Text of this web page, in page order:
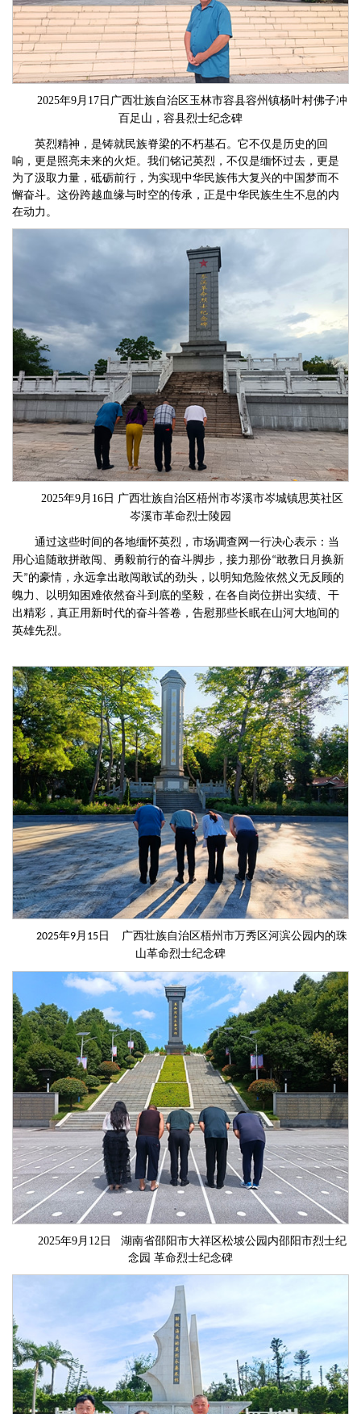
2025年9月17日广西壮族自治区玉林市容县容州镇杨叶村佛子冲
百足山，容县烈士纪念碑
英烈精神，是铸就民族脊梁的不朽基石。它不仅是历史的回
响，更是照亮未来的火炬。我们铭记英烈，不仅是缅怀过去，更是
为了汲取力量，砥砺前行，为实现中华民族伟大复兴的中国梦而不
懈奋斗。这份跨越血缘与时空的传承，正是中华民族生生不息的内
在动力。
2025年9月16日 广西壮族自治区梧州市岑溪市岑城镇思英社区
岑溪市革命烈士陵园
通过这些时间的各地缅怀英烈，市场调查网一行决心表示： 当
用心追随敢拼敢闯、勇毅前行的奋斗脚步，接力那份“敢教日月换新
天”的豪情，永远拿出敢闯敢试的劲头，以明知危险依然义无反顾的
魄力、以明知困难依然奋斗到底的坚毅，在各自岗位拼出实绩、干
出精彩，真正用新时代的奋斗答卷，告慰那些长眠在山河大地间的
英雄先烈。
2025年9月15日 广西壮族自治区梧州市万秀区河滨公园内的珠
山革命烈士纪念碑
2025年9月12日 湖南省邵阳市大祥区松坡公园内邵阳市烈士纪
念园 革命烈士纪念碑